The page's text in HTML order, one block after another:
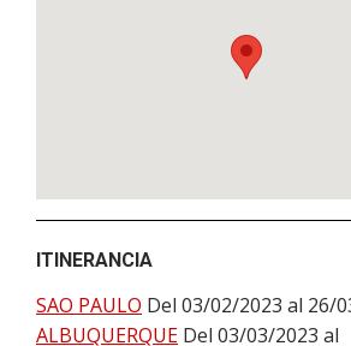
ITINERANCIA
SAO PAULO Del 03/02/2023 al 26/
ALBUQUERQUE Del 03/03/2023 al